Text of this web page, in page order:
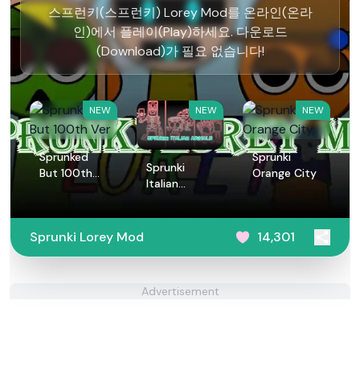
스프런키(스프런키) Lorey Mod를 온라인(온라
인)에서 플레이(Play)하세요. 다운로드
(Download)가 필요 없습니다!
NEW
Sprunked
But 100th
NEW
Sprunki
Italian
NEW
Sprunki
Orange City
Sprunki Lorey Mod 14,301
Advertisement